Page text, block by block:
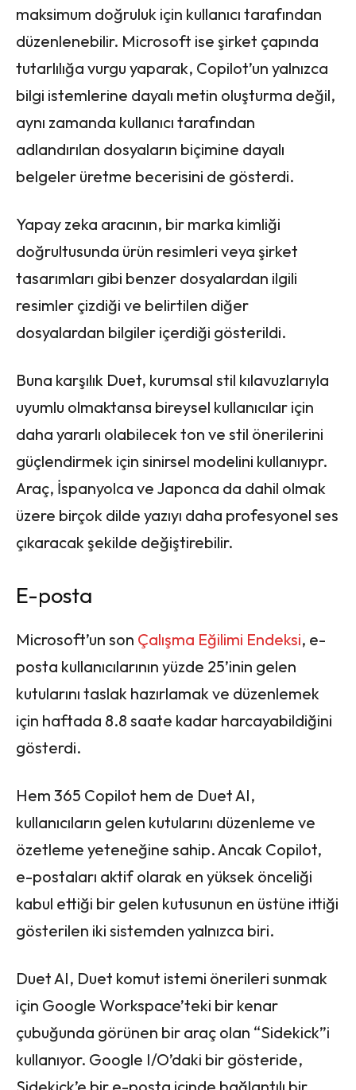
maksimum doğruluk için kullanıcı tarafından
düzenlenebilir. Microsoft ise şirket çapında
tutarlılığa vurgu yaparak, Copilot’un yalnızca
bilgi istemlerine dayalı metin oluşturma değil,
aynı zamanda kullanıcı tarafından
adlandırılan dosyaların biçimine dayalı
belgeler üretme becerisini de gösterdi.
Yapay zeka aracının, bir marka kimliği
doğrultusunda ürün resimleri veya şirket
tasarımları gibi benzer dosyalardan ilgili
resimler çizdiği ve belirtilen diğer
dosyalardan bilgiler içerdiği gösterildi.
Buna karşılık Duet, kurumsal stil kılavuzlarıyla
uyumlu olmaktansa bireysel kullanıcılar için
daha yararlı olabilecek ton ve stil önerilerini
güçlendirmek için sinirsel modelini kullanıypr.
Araç, İspanyolca ve Japonca da dahil olmak
üzere birçok dilde yazıyı daha profesyonel ses
çıkaracak şekilde değiştirebilir.
E-posta
Microsoft’un son Çalışma Eğilimi Endeksi, e-
posta kullanıcılarının yüzde 25’inin gelen
kutularını taslak hazırlamak ve düzenlemek
için haftada 8.8 saate kadar harcayabildiğini
gösterdi.
Hem 365 Copilot hem de Duet AI,
kullanıcıların gelen kutularını düzenleme ve
özetleme yeteneğine sahip. Ancak Copilot,
e-postaları aktif olarak en yüksek önceliği
kabul ettiği bir gelen kutusunun en üstüne ittiği
gösterilen iki sistemden yalnızca biri.
Duet AI, Duet komut istemi önerileri sunmak
için Google Workspace’teki bir kenar
çubuğunda görünen bir araç olan “Sidekick”i
kullanıyor. Google I/O’daki bir gösteride,